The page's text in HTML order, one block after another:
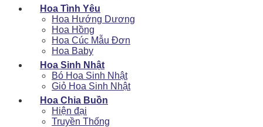
Hoa Tình Yêu
Hoa Hướng Dương
Hoa Hồng
Hoa Cúc Mẫu Đơn
Hoa Baby
Hoa Sinh Nhật
Bó Hoa Sinh Nhật
Giỏ Hoa Sinh Nhật
Hoa Chia Buồn
Hiện đại
Truyền Thống